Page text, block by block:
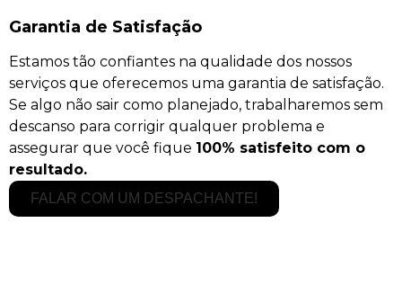
Garantia de Satisfação
Estamos tão confiantes na qualidade dos nossos
serviços que oferecemos uma garantia de satisfação.
Se algo não sair como planejado, trabalharemos sem
descanso para corrigir qualquer problema e
assegurar que você fique 100% satisfeito com o
resultado.
FALAR COM UM DESPACHANTE!